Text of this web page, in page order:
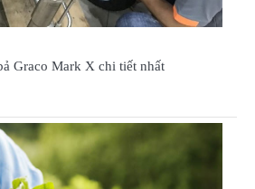
Graco Mark X chi tiết nhất